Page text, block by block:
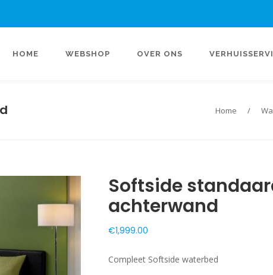
HOME WEBSHOP OVER ONS
Home /
Softside
achterwand
€1,999.00
Compleet Softside waterbed